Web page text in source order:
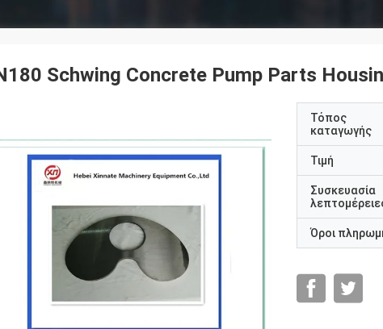
Schwing Concrete Pump Parts
Τόπος
καταγωγής
Τιμή
Συσκευασία
Όροι